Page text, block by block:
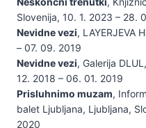
Slovenija, 10. 1. 2023 – 28.
Nevidne vezi, LAYERJEVA
– 07. 09. 2019
Nevidne vezi, Galerija
12. 2018 – 06. 01. 2019
Prisluhnimo muzam,
balet Ljubljana, Ljubljana,
2020